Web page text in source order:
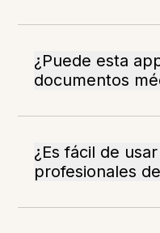
¿Puede esta
documentos
¿Es fácil de
profesionales